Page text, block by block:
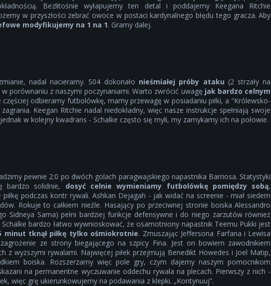
Bezlitośnie wyłapujemy ten detal i poddajemy Keegana Ritchie
w przyszłości zebrać owoce w postaci kardynalnego błędu tego gracza. Aby
modyfikujemy na 1 na 1. Gramy dalej.
nadal nacieramy. S04 dokonało nieśmiałej próby ataku (2 strzały na
porównaniu z naszymi poczynaniami. Warto zwrócić uwagę jak bardzo celnym
częściej odbieramy futbolówkę, mamy przewagę w posiadaniu piłki, a "Królewsko-
Keegan Ritchie nadal niedokładny, więc nasze instrukcje spełniają swoje
w kolejny kwadrans - Schalke często się myli, my zamykamy ich na połowie.
pewnie 2:0 po dwóch golach paragwajskiego napastnika Barriosa. Statystyki
bardzo solidnie, dosyć celnie wymieniamy futbolówkę pomiędzy sobą,
podczas kontr rywali. Ashkan Dejagah - jak widać na screenie - miał siedem
Rokuje to całkiem nieźle. Hasający po przeciwnej stronie boiska Alessandro
Sidneya Sama) pełni bardziej funkcje defensywne i do niego zarzutów również
bardzo łatwo wywnioskować, że osamotniony napastnik Teemu Pukki jest
minut tknął piłkę tylko ośmiokrotnie. Zmuszając Jeffersona Farfana i Lewisa
ze strony biegającego na szpicy Fina. Jest on bowiem zawodnikiem
z wyższymi rywalami. Najwięcej piłek przejmują Benedikt Höwedes i Joel Matip,
boiska. Rozszerzamy więc pole gry, czym dajemy naszym pomocnikom
na permanentne wyczuwanie oddechu rywala na plecach. Pierwszy z nich -
więc grę ukierunkowujemy na podawania z klepki. „Kontynuuj”.